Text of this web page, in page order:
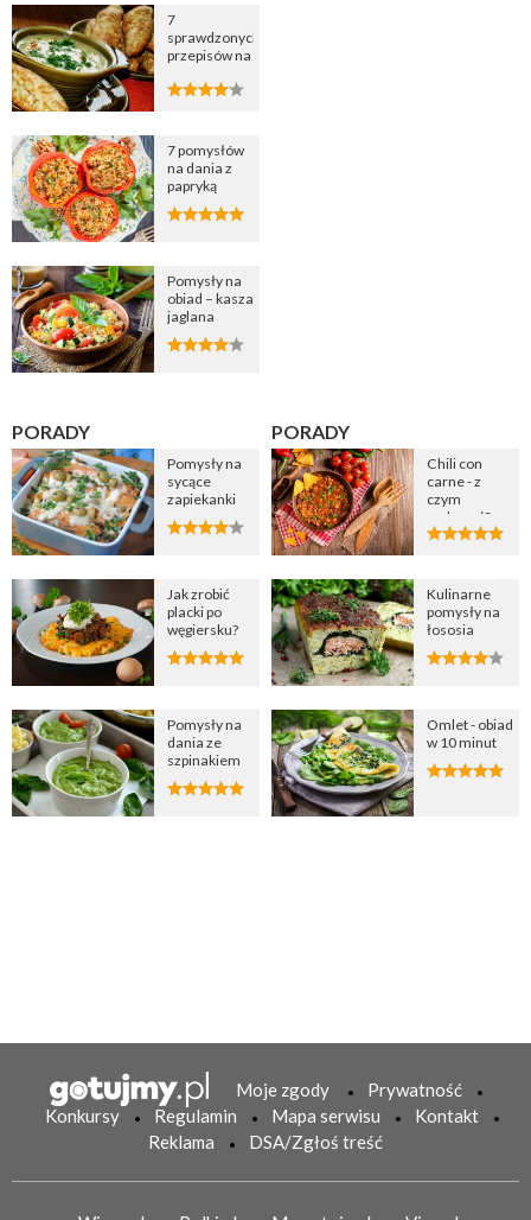
7
sprawdzonych
przepisów na
cebulową
7 pomysłów
na dania z
papryką
Pomysły na
obiad – kasza
jaglana
PORADY
Pomysły na
sycące
zapiekanki
Jak zrobić
placki po
węgiersku?
Pomysły na
dania ze
szpinakiem
PORADY
Chili con
carne - z
czym
podawać?
Kulinarne
pomysły na
łososia
Omlet - obiad
w 10 minut
Moje zgody
Prywatność
Konkursy
Regulamin Mapa serwisu
Kontakt
Reklama
DSA/Zgłoś treść